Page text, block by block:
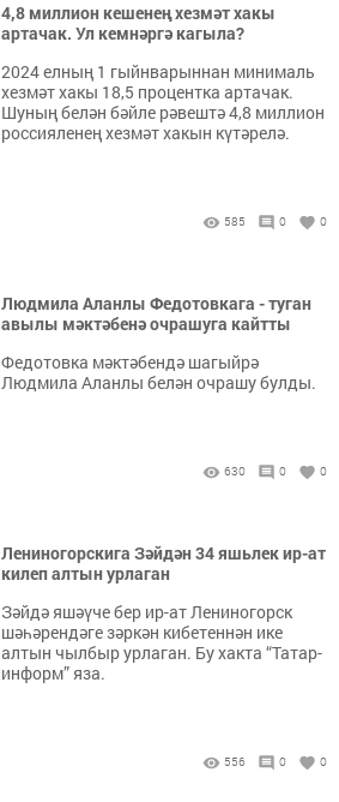
4,8 миллион кешенең хезмәт хакы
артачак. Ул кемнәргә кагыла?
2024 елның 1 гыйнварыннан минималь
хезмәт хакы 18,5 процентка артачак.
Шуның белән бәйле рәвештә 4,8 миллион
россияленең хезмәт хакын күтәрелә.
585 0 0
Людмила Аланлы Федотовкага - туган
авылы мәктәбенә очрашуга кайтты
Федотовка мәктәбендә шагыйрә
Людмила Аланлы белән очрашу булды.
630 0 0
Лениногорскига Зәйдән 34 яшьлек ир-ат
килеп алтын урлаган
Зәйдә яшәүче бер ир-ат Лениногорск
шәһәрендәге зәркән кибетеннән ике
алтын чылбыр урлаган. Бу хакта “Татар-
информ” яза.
556 0 0